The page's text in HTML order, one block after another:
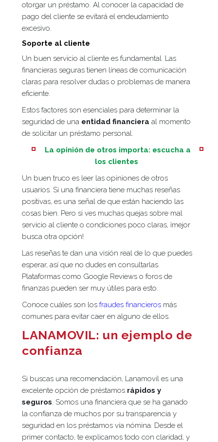
otorgar un préstamo. Al conocer la capacidad de
pago del cliente se evitará el endeudamiento
excesivo.
Soporte al cliente
Un buen servicio al cliente es fundamental. Las
financieras seguras tienen líneas de comunicación
claras para resolver dudas o problemas de manera
eficiente.
Estos factores son esenciales para determinar la
seguridad de una entidad financiera al momento
de solicitar un préstamo personal.
La opinión de otros importa: escucha a
los clientes
Un buen truco es leer las opiniones de otros
usuarios. Si una financiera tiene muchas reseñas
positivas, es una señal de que están haciendo las
cosas bien. Pero si ves muchas quejas sobre mal
servicio al cliente o condiciones poco claras, ¡mejor
busca otra opción!
Las reseñas te dan una visión real de lo que puedes
esperar, así que no dudes en consultarlas.
Plataformas como Google Reviews o foros de
finanzas pueden ser muy útiles para esto.
Conoce cuáles son los fraudes financieros más
comunes para evitar caer en alguno de ellos.
LANAMOVIL: un ejemplo de
confianza
Si buscas una recomendación, Lanamovil es una
excelente opción de préstamos rápidos y
seguros. Somos una financiera que se ha ganado
la confianza de muchos por su transparencia y
seguridad en los préstamos vía nómina. Desde el
primer contacto, te explicamos todo con claridad, y